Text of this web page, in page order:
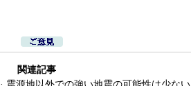
関連記事